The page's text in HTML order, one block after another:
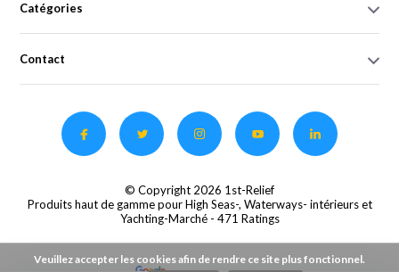
Catégories
Contact
© Copyright 2026 1st-Relief
Produits haut de gamme pour High Seas-, Waterways- intérieurs et
Yachting-Marché - 471 Ratings
Veuillez accepter les cookies afin de rendre ce site plus fonctionnel.